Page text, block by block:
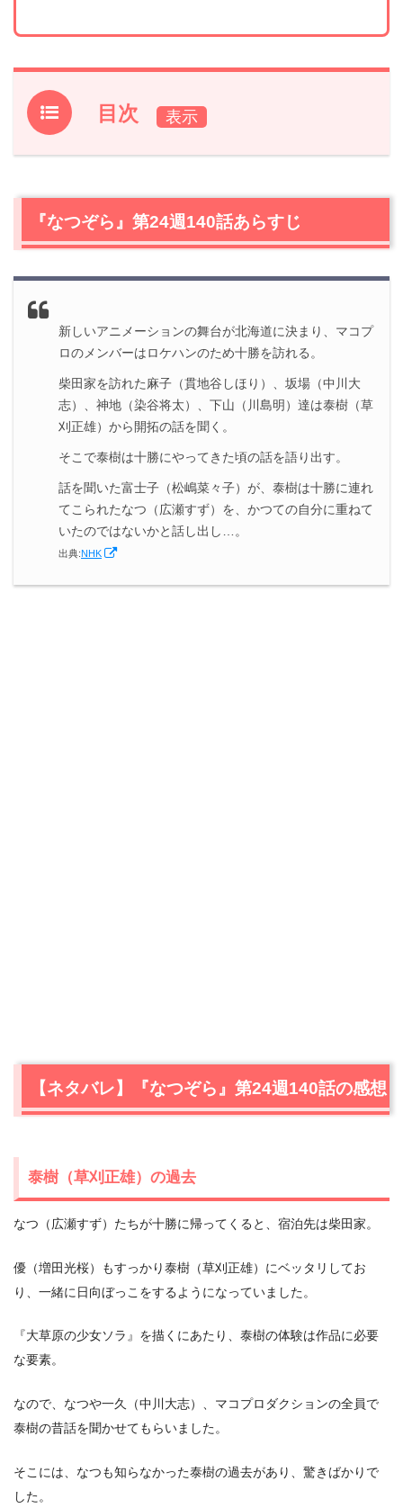
目次
1.『なつぞら』第24週140話あらすじ
2.1泰樹（草刈正雄）の過去
2.2尽きることのない開拓者魂
2.4
『なつぞら』第24週140話まとめ
『なつぞら』第24週140話あらすじ
新しいアニメーションの舞台が北海道に決まり、マコプ
ロのメンバーはロケハンのため十勝を訪れる。
柴田家を訪れた麻子（貫地谷しほり）、坂場（中川大
志）、神地（染谷将太）、下山（川島明）達は泰樹（草
刈正雄）から開拓の話を聞く。
そこで泰樹は十勝にやってきた頃の話を語り出す。
話を聞いた富士子（松嶋菜々子）が、泰樹は十勝に連れ
てこられたなつ（広瀬すず）を、かつての自分に重ねて
いたのではないかと話し出し…。
出典:NHK
【ネタバレ】『なつぞら』第24週140話の感想
泰樹（草刈正雄）の過去
なつ（広瀬すず）たちが十勝に帰ってくると、宿泊先は柴田家。
優（増田光桜）もすっかり泰樹（草刈正雄）にベッタリしてお
り、一緒に日向ぼっこをするようになっていました。
『大草原の少女ソラ』を描くにあたり、泰樹の体験は作品に必要
な要素。
なので、なつや一久（中川大志）、マコプロダクションの全員で
泰樹の昔話を聞かせてもらいました。
そこには、なつも知らなかった泰樹の過去があり、驚きばかりで
した。